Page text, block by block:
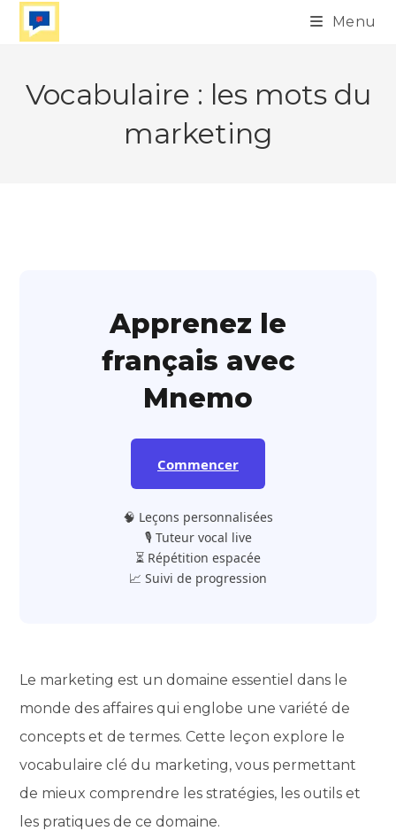
Skip
Menu
Vocabulaire : les mots du
marketing
Apprenez le
français avec
Mnemo
Commencer
🧠 Leçons personnalisées
🎙️ Tuteur vocal live
⏳ Répétition espacée
📈 Suivi de progression
Le marketing est un domaine essentiel dans le
monde des affaires qui englobe une variété de
concepts et de termes. Cette leçon explore le
vocabulaire clé du marketing, vous permettant
de mieux comprendre les stratégies, les outils et
les pratiques de ce domaine.